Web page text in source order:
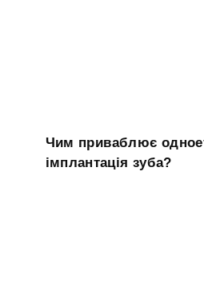
Чим приваблює
імплантація зуба?